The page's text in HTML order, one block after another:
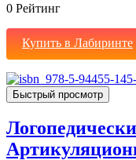
0 Рейтинг
Купить в Лабиринте
Быстрый просмотр